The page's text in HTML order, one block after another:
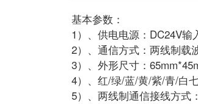
基本参数：
1）、供电电源：DC24V输
2）、通信方式：两线制载
3）、外形尺寸：
4）、红/绿/蓝/黄/紫/青/白
5）、两线制通信接线方式